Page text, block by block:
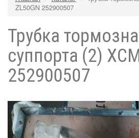
ZL50GN 252900507
Трубка
суппорта (2)
252900507